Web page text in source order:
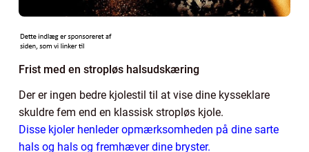
Frist med en stropløs halsudskæring
Der er ingen bedre kjolestil til at vise dine kysseklare
skuldre fem end en klassisk stropløs kjole.
Disse kjoler henleder opmærksomheden på dine sarte
hals og hals og fremhæver dine bryster.